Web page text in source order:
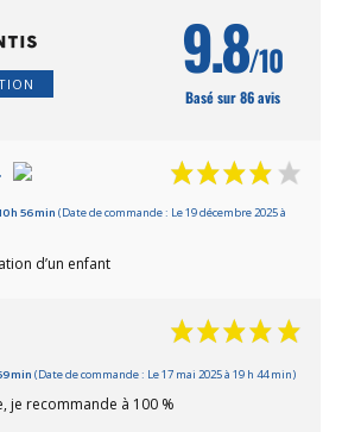
9.8/10
Basé sur 86 avis
h 56 min (Date de commande : Le 19 décembre 2025 à
d’un enfant
min (Date de commande : Le 17 mai 2025 à 19 h 44 min)
je recommande à 100 %